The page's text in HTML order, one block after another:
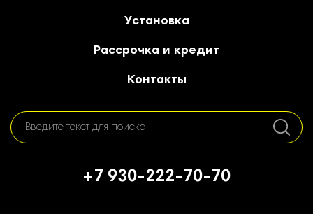
Установка
Рассрочка и кредит
Контакты
+7 930-222-70-70